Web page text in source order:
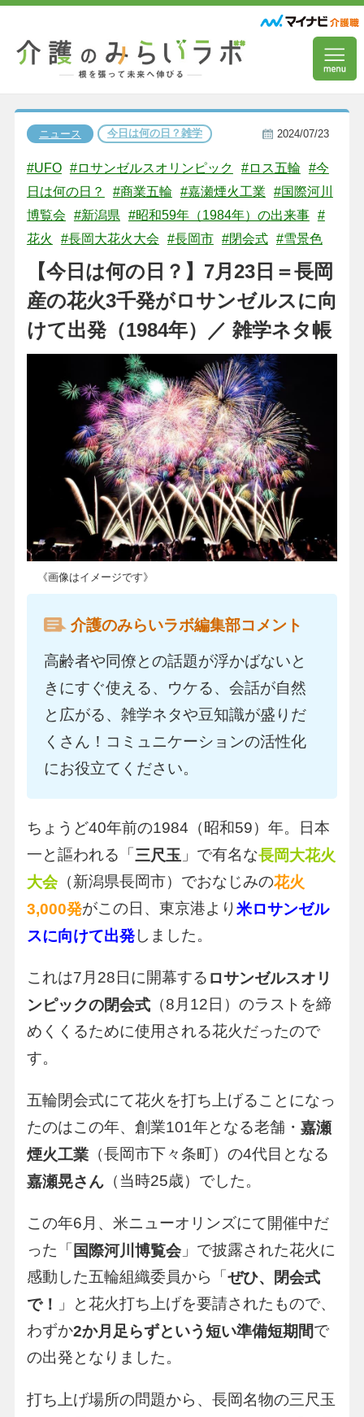
ニュース 今日は何の日？雑学 2024/07/23
#UFO #ロサンゼルスオリンピック #ロス五輪 #今
日は何の日？
#商業五輪 #嘉瀬煙火工業
#国際河川
博覧会
#新潟県 #昭和59年（1984年）の出来事 #
花火
#長岡大花火大会 #長岡市 #閉会式 #雪景色
【今日は何の日？】7月23日＝長岡
産の花火3千発がロサンゼルスに向
けて出発（1984年）／ 雑学ネタ帳
《画像はイメージです》
介護のみらいラボ編集部コメント
高齢者や同僚との話題が浮かばないと
きにすぐ使える、ウケる、会話が自然
と広がる、雑学ネタや豆知識が盛りだ
くさん！コミュニケーションの活性化
にお役立てください。
ちょうど40年前の1984（昭和59）年。日本
一と謳われる「 三尺玉 」で有名な長岡大花火
大会（新潟県長岡市）でおなじみの花火
3,000発がこの日、東京港より米ロサンゼル
スに向けて出発しました。
これは7月28日に開幕する ロサンゼルスオリ
ンピックの閉会式（8月12日）のラストを締
めくくるために使用される花火だったので
す。
五輪閉会式にて花火を打ち上げることになっ
たのはこの年、創業101年となる老舗・ 嘉瀬
煙火工業（長岡市下々条町）の4代目となる
嘉瀬晃さん（当時25歳）でした。
この年6月、米ニューオリンズにて開催中だ
った「 国際河川博覧会」で披露された花火に
感動した五輪組織委員から「 ぜひ、閉会式
で！
」と花火打ち上げを要請されたもので、
わずか2か月足らずという短い準備短期間で
の出発となりました。
打ち上げ場所の問題から、長岡名物の三尺玉